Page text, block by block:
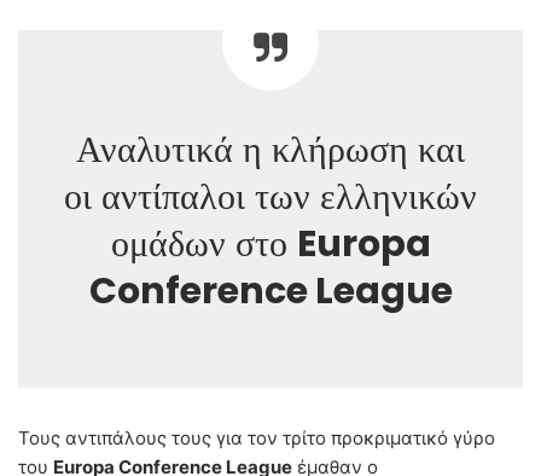
Αναλυτικά η κλήρωση και
οι αντίπαλοι των ελληνικών
ομάδων στο Europa
Conference League
Τους αντιπάλους τους για τον τρίτο προκριματικό γύρο
του Europa Conference League έμαθαν ο